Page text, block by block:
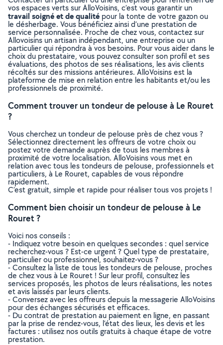
vos espaces verts sur AlloVoisins, c’est vous garantir un
travail soigné et de qualité pour la tonte de votre gazon ou
le désherbage. Vous bénéficiez ainsi d’une prestation de
service personnalisée. Proche de chez vous, contactez sur
Allovoisins un artisan indépendant, une entreprise ou un
particulier qui répondra à vos besoins. Pour vous aider dans le
choix du prestataire, vous pouvez consulter son profil et ses
évaluations, des photos de ses réalisations, les avis clients
récoltés sur des missions antérieures. AlloVoisins est la
plateforme de mise en relation entre les habitants et/ou les
professionnels de proximité.
Comment trouver un tondeur de pelouse à Le Rouret
?
Vous cherchez un tondeur de pelouse près de chez vous ?
Sélectionnez directement les offreurs de votre choix ou
postez votre demande auprès de tous les membres à
proximité de votre localisation. AlloVoisins vous met en
relation avec tous les tondeurs de pelouse, professionnels et
particuliers, à Le Rouret, capables de vous répondre
rapidement.
C’est gratuit, simple et rapide pour réaliser tous vos projets !
Comment bien choisir un tondeur de pelouse à Le
Rouret ?
Voici nos conseils :
- Indiquez votre besoin en quelques secondes : quel service
recherchez-vous ? Est-ce urgent ? Quel type de prestataire,
particulier ou professionnel, souhaitez-vous ?
- Consultez la liste de tous les tondeurs de pelouse, proches
de chez vous à Le Rouret ! Sur leur profil, consultez les
services proposés, les photos de leurs réalisations, les notes
et avis laissés par leurs clients.
- Conversez avec les offreurs depuis la messagerie AlloVoisins
pour des échanges sécurisés et efficaces.
- Du contrat de prestation au paiement en ligne, en passant
par la prise de rendez-vous, l’état des lieux, les devis et les
factures : utilisez nos outils gratuits à chaque étape de votre
prestation.